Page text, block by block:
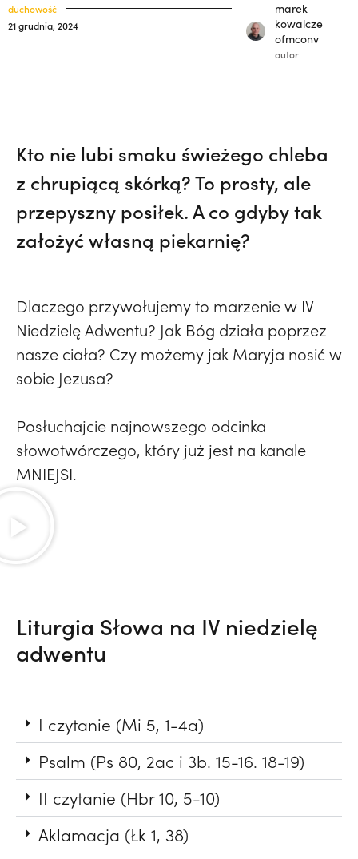
klasztory
święci
33) | o. Zdzisław Kijas,Otwierał misję w
Pariacoto. Wrócił na pogrzeb braci. |
duchowość
21 grudnia, 2024
marek
kowalcze
ofmconv
autor
Kto nie lubi smaku świeżego chleba
z chrupiącą skórką? To prosty, ale
przepyszny posiłek. A co gdyby tak
założyć własną piekarnię?
Dlaczego przywołujemy to marzenie w IV
Niedzielę Adwentu? Jak Bóg działa poprzez
nasze ciała? Czy możemy jak Maryja nosić w
sobie Jezusa?
Posłuchajcie najnowszego odcinka
słowotwórczego, który już jest na kanale
MNIEJSI.
Liturgia Słowa na IV niedzielę
adwentu
I czytanie (Mi 5, 1-4a)
Psalm (Ps 80, 2ac i 3b. 15-16. 18-19)
II czytanie (Hbr 10, 5-10)
Aklamacja (Łk 1, 38)